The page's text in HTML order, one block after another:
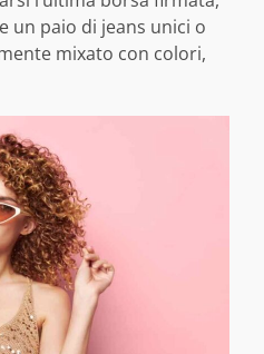
un paio di jeans unici o
mixato con colori,